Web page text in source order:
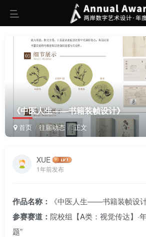
《中医人生——书籍装帧设计》
首页 往届动态 正文
XUE
1年前发布
作品名称： 《中医人生——书籍装帧设计
参赛赛道： 院校组【A类：视觉传达】·
题”